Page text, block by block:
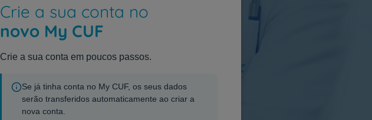
Crie a sua conta no
novo My CUF
Crie a sua conta em poucos passos.
Se já tinha conta no My CUF, os seus dados
serão transferidos automaticamente ao criar a
nova conta.